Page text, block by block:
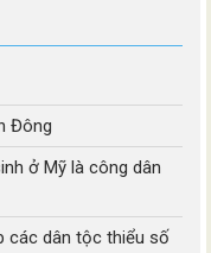
Đông
ở Mỹ là công dân
các dân tộc thiểu số